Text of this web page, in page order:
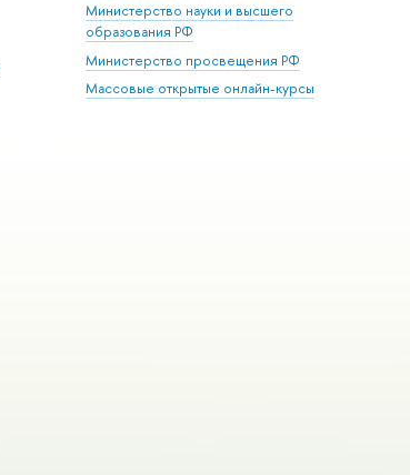
Министерство науки и высшего
образования РФ
Министерство просвещения РФ
Массовые открытые онлайн-курсы